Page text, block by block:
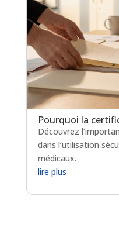
Découvrez
dans l’utilisation
médicaux.
lire plus